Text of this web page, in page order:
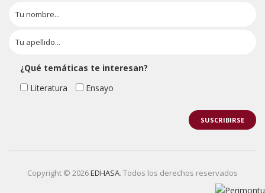
¿Qué temáticas te interesan?
Literatura
Ensayo
Copyright © 2026EDHASA. Todos los derechos reservados